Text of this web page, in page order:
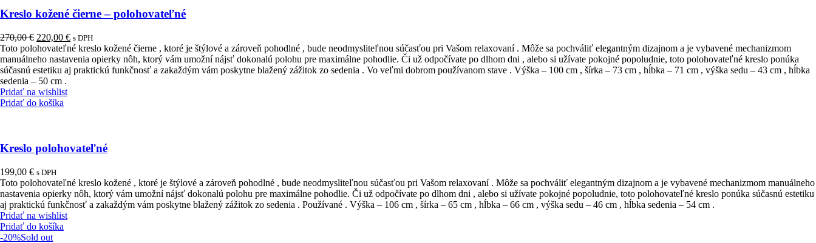
Kreslo kožené čierne – polohovateľné
270,00€ Pôvodná
cena
bola:
270,00 €.
220,00 €Aktuálna
cena
je:
220,00 €.
s DPH
Toto polohovateľné kreslo kožené čierne , ktoré je štýlové a zároveň pohodlné , bude neodmysliteľnou súčasťou pri Vašom relaxovaní . Môže sa pochváliť elegantným dizajnom a je vybavené mechanizmom
manuálneho nastavenia opierky nôh, ktorý vám umožní nájsť dokonalú polohu pre maximálne pohodlie. Či už odpočívate po dlhom dni , alebo si užívate pokojné popoludnie, toto polohovateľné kreslo ponúka
súčasnú estetiku aj praktickú funkčnosť a zakaždým vám poskytne blažený zážitok zo sedenia . Vo veľmi dobrom používanom stave . Výška – 100 cm , šírka – 73 cm , hĺbka – 71 cm , výška sedu – 43 cm , hĺbka
sedenia – 50 cm .
Pridať na wishlist
Pridať do košíka
Kreslo polohovateľné
199,00 € s DPH
Toto polohovateľné kreslo kožené , ktoré je štýlové a zároveň pohodlné , bude neodmysliteľnou súčasťou pri Vašom relaxovaní . Môže sa pochváliť elegantným dizajnom a je vybavené mechanizmom manuálneho
nastavenia opierky nôh, ktorý vám umožní nájsť dokonalú polohu pre maximálne pohodlie. Či už odpočívate po dlhom dni , alebo si užívate pokojné popoludnie, toto polohovateľné kreslo ponúka súčasnú estetiku
aj praktickú funkčnosť a zakaždým vám poskytne blažený zážitok zo sedenia . Používané . Výška – 106 cm , šírka – 65 cm , hĺbka – 66 cm , výška sedu – 46 cm , hĺbka sedenia – 54 cm .
Pridať na wishlist
Pridať do košíka
-20%Sold out